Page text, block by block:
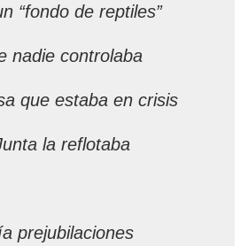
“fondo de reptiles”
nadie controlaba
que estaba en crisis
la reflotaba
prejubilaciones